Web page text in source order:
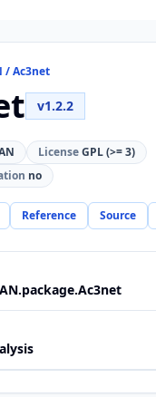
/ Ac3net
v1.2.2
LicenseGPL (>= 3)
no
Reference Source